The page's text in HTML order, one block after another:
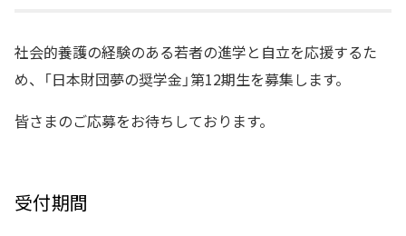
社会的養護の経験のある若者の進学と自立を応援するた
め、「日本財団夢の奨学金」第12期生を募集します。
皆さまのご応募をお待ちしております。
受付期間